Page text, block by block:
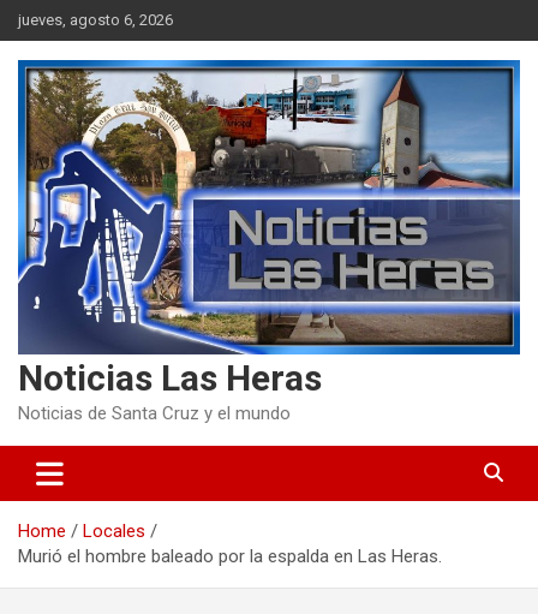
Skip
to
content
jueves, agosto 6, 2026
Noticias Las Heras
Noticias de Santa Cruz y el mundo
Home
Locales
Murió el hombre baleado por la espalda en Las Heras.